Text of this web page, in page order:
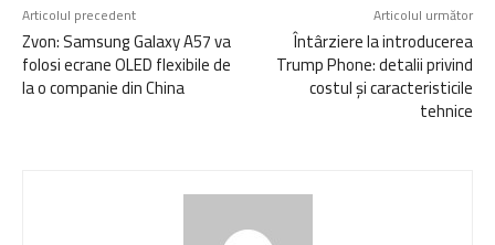
Articolul precedent
Zvon: Samsung Galaxy A57 va
folosi ecrane OLED flexibile de
la o companie din China
Articolul următor
Întârziere la introducerea
Trump Phone: detalii privind
costul și caracteristicile
tehnice